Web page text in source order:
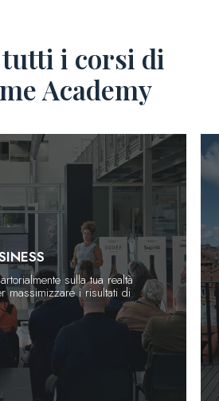
i corsi di
Academy
TOUR
vive e respira il mondo del